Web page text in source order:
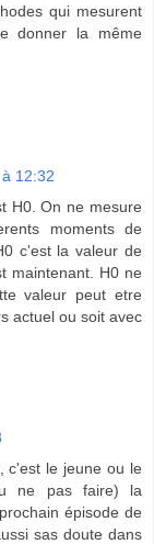
qui mesurent
donner la même
12:32
H0. On ne mesure
moments de
c'est la valeur de
maintenant. H0 ne
valeur peut etre
actuel ou soit avec
c'est le jeune ou le
ne pas faire) la
épisode de
sas doute dans